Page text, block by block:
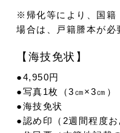
※帰化等により、国籍
場合は、戸籍謄本が必
【海技免状】
●4,950円
●写真1枚（3㎝×3㎝）
●海技免状
●認め印（2週間程度お